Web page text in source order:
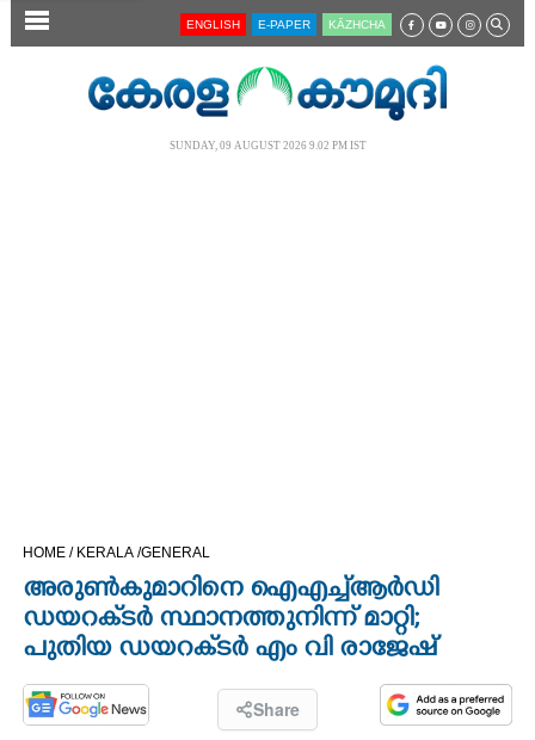
SECTIONS
CINEMA
OPINION
PHOTOS
ENGLISH E-PAPER KĀZHCHA
SUNDAY, 09 AUGUST 2026 9.02 PM IST
HOME / KERALA /GENERAL
അരുൺകുമാറിനെ ഐഎച്ച്‌ആർ‌ഡി
ഡയറക്‌ടർ സ്ഥാനത്തുനിന്ന് മാറ്റി;
പുതിയ ഡയറക്‌ടർ എം വി രാജേഷ്
Share